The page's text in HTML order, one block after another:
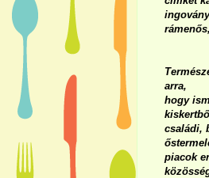
arra,
hogy
családi,
piacok